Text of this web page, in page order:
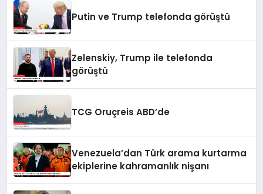
Putin ve Trump telefonda görüştü
Zelenskiy, Trump ile telefonda
görüştü
TCG Oruçreis ABD’de
Venezuela’dan Türk arama kurtarma
ekiplerine kahramanlık nişanı